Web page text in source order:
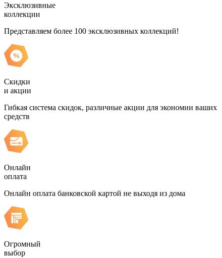
Эксклюзивные
коллекции
Представляем более 100 эксклюзивных коллекций!
Скидки
и акции
Гибкая система скидок, различные акции для экономии ваших
средств
Онлайн
оплата
Онлайн оплата банковской картой не выходя из дома
Огромный
выбор